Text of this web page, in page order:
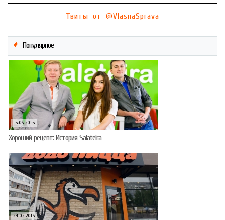
Твиты от @VlasnaSprava
Популярное
15.06.2015
Хороший рецепт: История Salateira
24.02.2016